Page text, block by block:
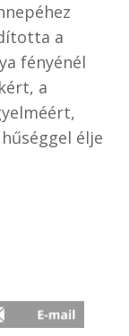
a
fényénél
a
élje